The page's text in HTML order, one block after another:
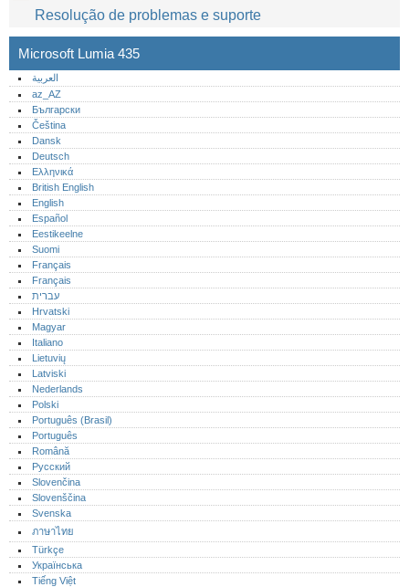
Resolução de problemas e suporte
Microsoft Lumia 435
العربية
az_AZ
Български
Čeština
Dansk
Deutsch
Ελληνικά
British English
English
Español
Eestikeelne
Suomi
Français
Français
עברית
Hrvatski
Magyar
Italiano
Lietuvių
Latviski
Nederlands
Polski
Português (Brasil)
Português‎
Română
Русский
Slovenčina
Slovenščina
Svenska
ภาษาไทย
Türkçe
Українська
Tiếng Việt